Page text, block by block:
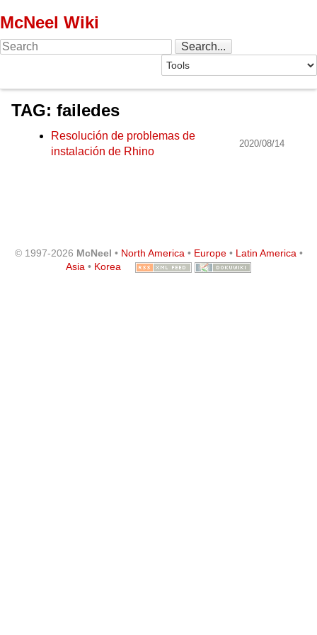
McNeel Wiki
TAG: failedes
Resolución de problemas de
instalación de Rhino
2020/08/14
© 1997-2026 McNeel • North America• Europe• Latin America•
Asia • Korea